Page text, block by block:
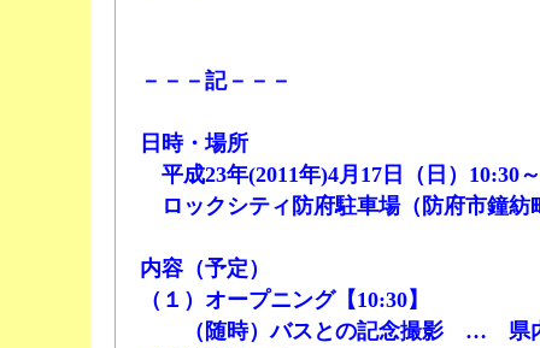
－－－記－－－
日時・場所
平成23年(2011年)4月17日（日）10:30
ロックシティ防府駐車場（防府市鐘紡
内容（予定）
（１）オープニング【10:30】
（随時）バスとの記念撮影 … 県内